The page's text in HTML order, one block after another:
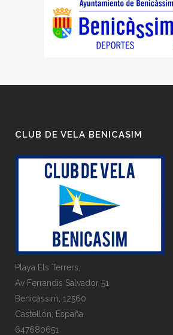
CLUB DE VELA BENICASIM
Playa Els Terrers,
Av Ferrandis Salvador 51
Benicàssim, 12560
Castellón, España.
647680651